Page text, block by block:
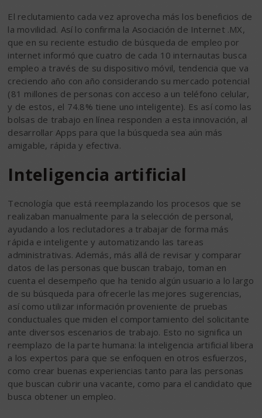
El reclutamiento cada vez aprovecha más los beneficios de
la movilidad. Así lo confirma la Asociación de Internet .MX,
que en su reciente estudio de búsqueda de empleo por
internet informó que cuatro de cada 10 internautas busca
empleo a través de su dispositivo móvil, tendencia que va
creciendo año con año considerando su mercado potencial
(81 millones de personas con acceso a un teléfono celular,
y de estos, el 74.8% tiene uno inteligente). Es así como las
bolsas de trabajo en línea responden a esta innovación, al
desarrollar Apps para que la búsqueda sea aún más
amigable, rápida y efectiva.
Inteligencia artificial
Tecnología que está reemplazando los procesos que se
realizaban manualmente para la selección de personal,
ayudando a los reclutadores a trabajar de forma más
rápida e inteligente y automatizando las tareas
administrativas. Además, más allá de revisar y comparar
datos de las personas que buscan trabajo, toman en
cuenta el desempeño que ha tenido algún usuario a lo largo
de su búsqueda para ofrecerle las mejores sugerencias,
así como utilizar información proveniente de pruebas
conductuales que miden el comportamiento del solicitante
ante diversos escenarios de trabajo. Esto no significa un
reemplazo de la parte humana: la inteligencia artificial libera
a los expertos para que se enfoquen en otros esfuerzos,
como crear buenas experiencias tanto para las personas
que buscan cubrir una vacante, como para el candidato que
busca obtener un empleo.